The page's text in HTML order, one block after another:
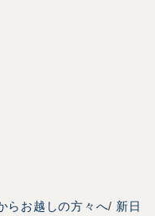
らお越しの方々へ/ 新日